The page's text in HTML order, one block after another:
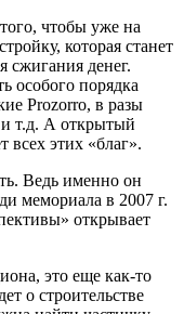
чтобы уже на
которая станет
сжигания денег.
особого порядка
Prozorro, в разы
и т.д. А открытый
всех этих «благ».
Ведь именно он
мемориала в 2007 г.
открывает
это еще как-то
о строительстве